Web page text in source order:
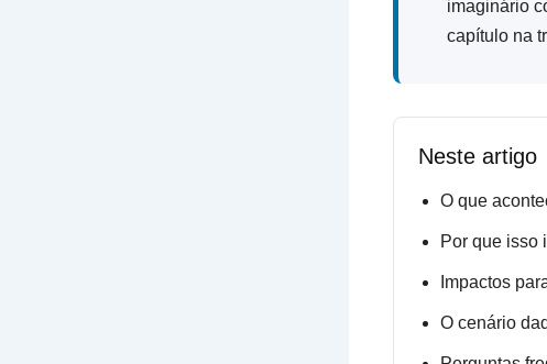
imaginário
capítulo na
Neste artigo
O que
Por que isso
Impactos
O cenário